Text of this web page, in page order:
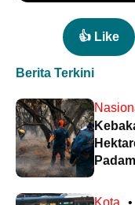
👍 Like
Berita Terkini